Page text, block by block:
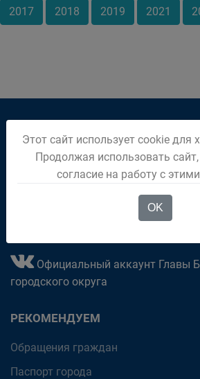
2017 2018 2019 2021
приёмная (38452) 2-81-37
дежурный (38452) 2-01-96
Официальный аккаунт Главы
городского округа
РЕКОМЕНДУЕМ
Обращения граждан
Паспорт города
Этот сайт использует cookie для
Продолжая использовать
согласие на работу с
OK